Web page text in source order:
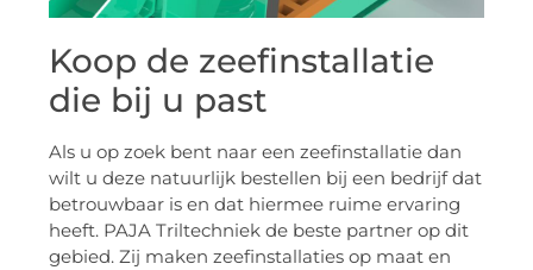
Koop de zeefinstallatie
die bij u past
Als u op zoek bent naar een zeefinstallatie dan
wilt u deze natuurlijk bestellen bij een bedrijf dat
betrouwbaar is en dat hiermee ruime ervaring
heeft. PAJA Triltechniek de beste partner op dit
gebied. Zij maken zeefinstallaties op maat en